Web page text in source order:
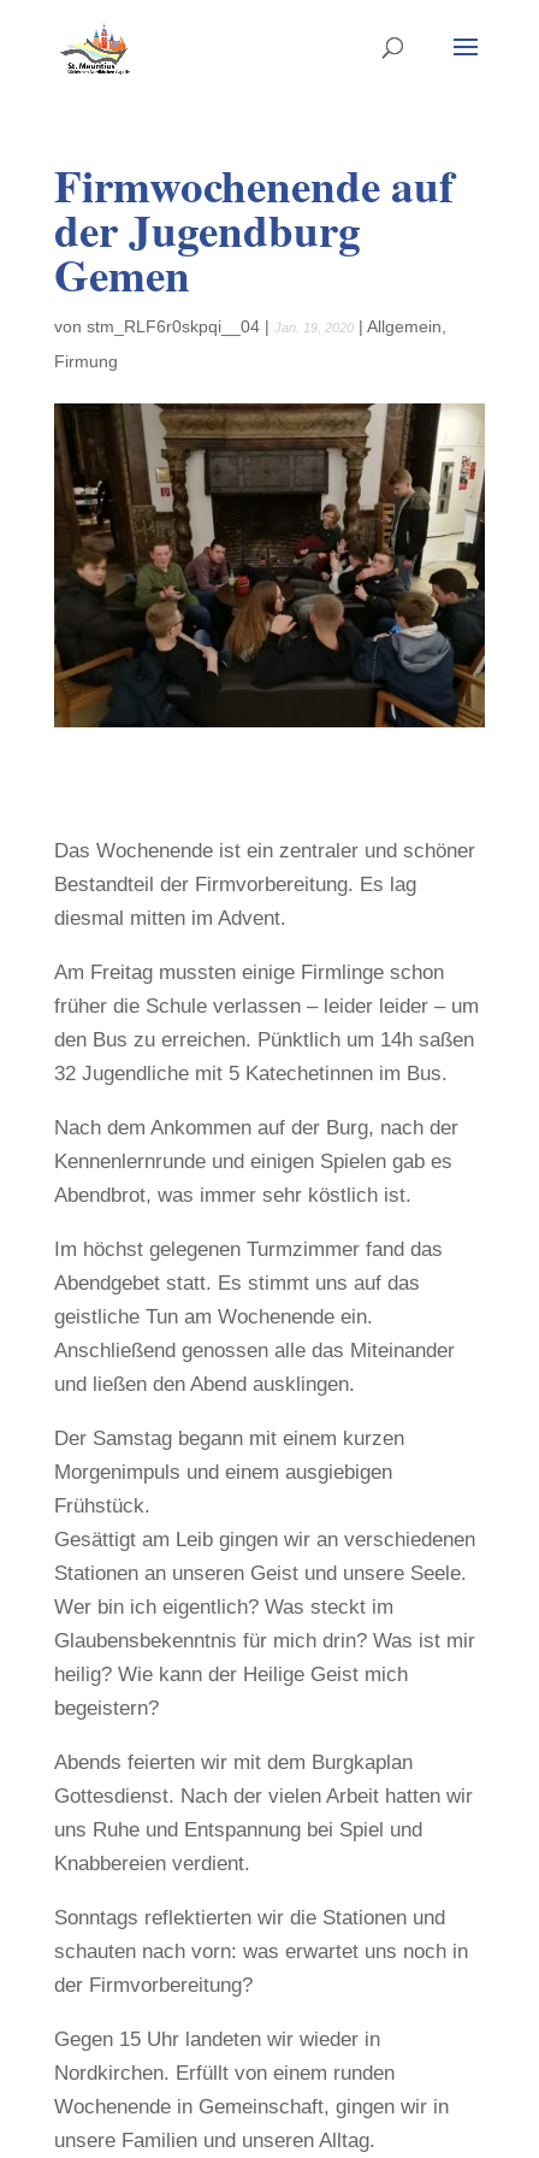
Firmwochenende auf
der Jugendburg
Gemen
von stm_RLF6r0skpqi__04| Jan. 19, 2020| Allgemein
Firmung
Das Wochenende ist ein zentraler und schöner
Bestandteil der Firmvorbereitung. Es lag
diesmal mitten im Advent.
Am Freitag mussten einige Firmlinge schon
früher die Schule verlassen – leider leider – um
den Bus zu erreichen. Pünktlich um 14h saßen
32 Jugendliche mit 5 Katechetinnen im Bus.
Nach dem Ankommen auf der Burg, nach der
Kennenlernrunde und einigen Spielen gab es
Abendbrot, was immer sehr köstlich ist.
Im höchst gelegenen Turmzimmer fand das
Abendgebet statt. Es stimmt uns auf das
geistliche Tun am Wochenende ein.
Anschließend genossen alle das Miteinander
und ließen den Abend ausklingen.
Der Samstag begann mit einem kurzen
Morgenimpuls und einem ausgiebigen
Frühstück.
Gesättigt am Leib gingen wir an verschiedenen
Stationen an unseren Geist und unsere Seele.
Wer bin ich eigentlich? Was steckt im
Glaubensbekenntnis für mich drin? Was ist mir
heilig? Wie kann der Heilige Geist mich
begeistern?
Abends feierten wir mit dem Burgkaplan
Gottesdienst. Nach der vielen Arbeit hatten wir
uns Ruhe und Entspannung bei Spiel und
Knabbereien verdient.
Sonntags reflektierten wir die Stationen und
schauten nach vorn: was erwartet uns noch in
der Firmvorbereitung?
Gegen 15 Uhr landeten wir wieder in
Nordkirchen. Erfüllt von einem runden
Wochenende in Gemeinschaft, gingen wir in
unsere Familien und unseren Alltag.